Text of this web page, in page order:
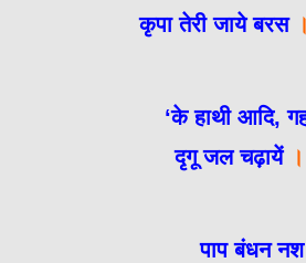
कृपा तेरी जाये बरस
‘के हाथी आदि,
दृगू जल चढ़ायें
पाप बंधन